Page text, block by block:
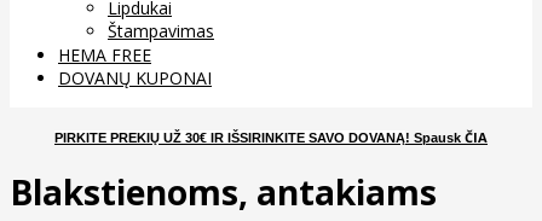
Lipdukai
Štampavimas
HEMA FREE
DOVANŲ KUPONAI
PIRKITE PREKIŲ UŽ 30€ IR IŠSIRINKITE SAVO DOVANĄ! Spausk ČIA
Blakstienoms, antakiams